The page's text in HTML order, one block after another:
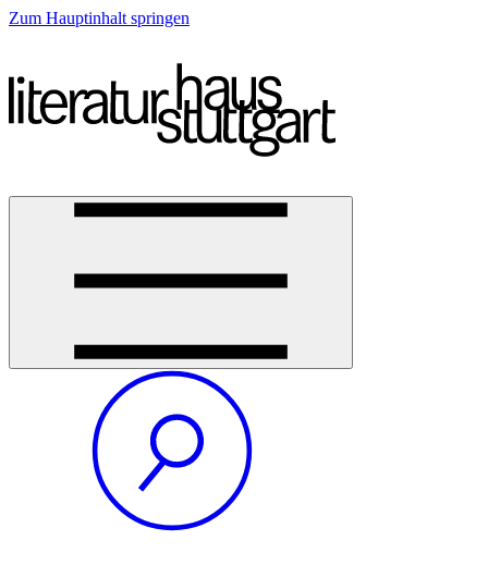
Zum Hauptinhalt springen